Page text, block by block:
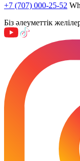
+7 (707) 000-25-52
Біз әлеуметтік